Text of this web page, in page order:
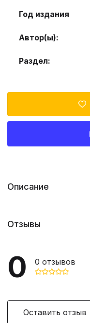
Год издания
Автор(ы):
Раздел:
Описание
Отзывы
0 0 отзывов
Оставить отзыв